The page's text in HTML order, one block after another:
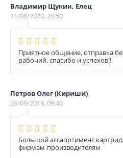
Владимир Щукин, Елец
11/08/2020, 20:50
Приятное общение, отправка
рабочий, спасибо и успехов!!
Петров Олег (Кириши)
26/09/2018, 09:40
Большой ассаортимент
фирмам-производителям